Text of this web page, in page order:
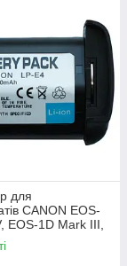
для
CANON EOS-
EOS-1D Mark III,
LP-E4 аналог